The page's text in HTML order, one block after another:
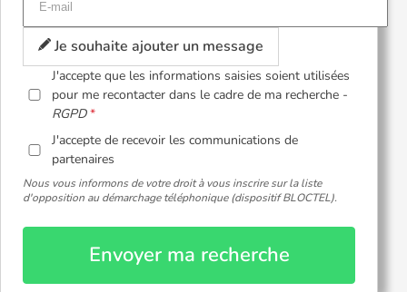
Je souhaite ajouter un message
J'accepte que les informations saisies soient utilisées
pour me recontacter dans le cadre de ma recherche -
RGPD
J'accepte de recevoir les communications de
partenaires
Nous vous informons de votre droit à vous inscrire sur la liste
d'opposition au démarchage téléphonique (dispositif BLOCTEL).
Envoyer ma recherche